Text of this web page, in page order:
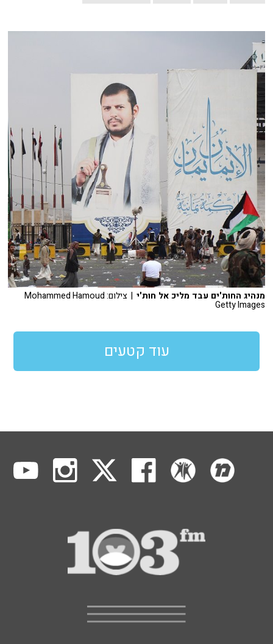
מנהיג החות'ים עבד מליכ אל חות'י | צילום: Mohammed Hamoud
Getty Images
עוד קטעים